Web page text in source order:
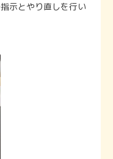
示とやり直しを行い